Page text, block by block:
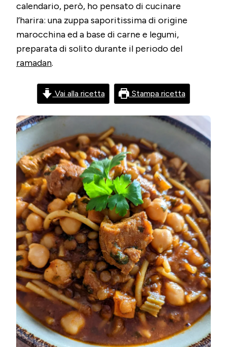
calendario, però, ho pensato di cucinare
l’harira: una zuppa saporitissima di origine
marocchina ed a base di carne e legumi,
preparata di solito durante il periodo del
ramadan.
Vai alla ricetta Stampa ricetta